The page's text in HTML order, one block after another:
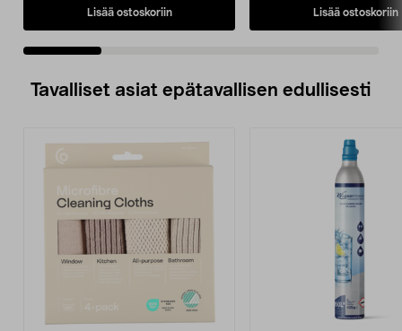
Lisää ostoskoriin Lisää ostoskoriin
Tavalliset asiat epätavallisen edullisesti